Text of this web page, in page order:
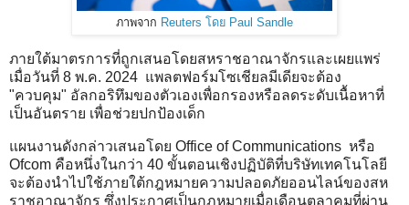
ภาพจาก Reuters โดย Paul Sandle
ภายใต้มาตรการที่ถูกเสนอโดยสหราชอาณาจักรและเผยแพร่
เมื่อวันที่ 8 พ.ค. 2024 แพลตฟอร์มโซเชียลมีเดียจะต้อง
"ควบคุม" อัลกอริทึมของตัวเองเพื่อกรองหรือลดระดับเนื้อหาที่
เป็นอันตราย เพื่อช่วยปกป้องเด็ก
แผนงานดังกล่าวเสนอโดย Office of Communications หรือ
Ofcom คือหนึ่งในกว่า 40 ขั้นตอนเชิงปฏิบัติที่บริษัทเทคโนโลยี
จะต้องนำไปใช้ภายใต้กฎหมายความปลอดภัยออนไลน์ของสห
ราชอาณาจักร ซึ่งประกาศเป็นกฎหมายเมื่อเดือนตุลาคมที่ผ่าน